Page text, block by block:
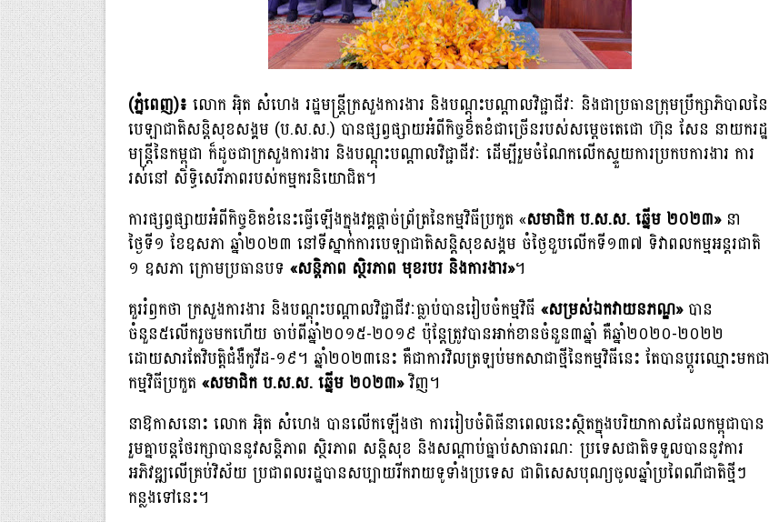
(ភ្នំពេញ)៖ លោក អ៉ិត សំហេង រដ្ឋមន្ត្រីក្រសួងការងារ និងបណ្តុះបណ្តាលវិជ្ជាជីវៈ និងជាប្រធានក្រុមប្រឹក្សាភិបាលនៃ
បេឡាជាតិសន្តិសុខសង្គម (ប.ស.ស.) បានផ្សព្វផ្សាយអំពីកិច្ចខិតខំជាច្រើនរបស់សម្ដេចតេជោ ហ៊ុន សែន នាយករដ្ឋ
មន្ត្រីនៃកម្ពុជា ក៏ដូចជាក្រសួងការងារ និងបណ្ដុះបណ្ដាលវិជ្ជាជីវៈ ដើម្បីរួមចំណែកលើកស្ទួយការប្រកបការងារ ការ
រស់នៅ សិទ្ធិសេរីភាពរបស់កម្មករនិយោជិត។
ការផ្សព្វផ្សាយអំពីកិច្ចខិតខំនេះធ្វើឡើងក្នុងវគ្គផ្តាច់ព្រ័ត្រនៃកម្មវិធីប្រកួត «សមាជិក ប.ស.ស. ឆ្នើម ២០២៣»នា
ថ្ងៃទី១ ខែឧសភា ឆ្នាំ២០២៣ នៅទីស្នាក់ការបេឡាជាតិសន្តិសុខសង្គម ចំថ្ងៃខួបលើកទី១៣៧ ទិវាពលកម្មអន្តរជាតិ
១ ឧសភា ក្រោមប្រធានបទ «សន្តិភាព ស្ថិរភាព មុខរបរ និងការងារ»។
គួររំឭកថា ក្រសួងការងារ និងបណ្តុះបណ្តាលវិជ្ជាជីវៈធ្លាប់បានរៀបចំកម្មវិធី «សម្រស់ឯកវាយនភណ្ឌ»បាន
ចំនួន៥លើករួចមកហើយ ចាប់ពីឆ្នាំ២០១៥-២០១៩ ប៉ុន្តែត្រូវបានអាក់ខានចំនួន៣ឆ្នាំ គឺឆ្នាំ២០២០-២០២២
ដោយសារតែវិបត្តិជំងឺកូវីដ-១៩។ ឆ្នាំ២០២៣នេះ គឺជាការវិលត្រឡប់មកសាជាថ្មីនៃកម្មវិធីនេះ តែបានប្តូរឈ្មោះមកជា
កម្មវិធីប្រកួត «សមាជិក ប.ស.ស. ឆ្នើម ២០២៣»វិញ។
នាឱកាសនោះ លោក អ៉ិត សំហេង បានលើកឡើងថា ការរៀបចំពិធីនាពេលនេះស្ថិតក្នុងបរិយាកាសដែលកម្ពុជាបាន
រួមគ្នាបន្តថែរក្សាបាននូវសន្តិភាព ស្ថិរភាព សន្តិសុខ និងសណ្តាប់ធ្នាប់សាធារណៈ ប្រទេសជាតិទទួលបាននូវការ
អភិវឌ្ឍលើគ្រប់វិស័យ ប្រជាពលរដ្ឋបានសប្បាយរីករាយទូទាំងប្រទេស ជាពិសេសបុណ្យចូលឆ្នាំប្រពៃណីជាតិថ្មីៗ
កន្លងទៅនេះ។